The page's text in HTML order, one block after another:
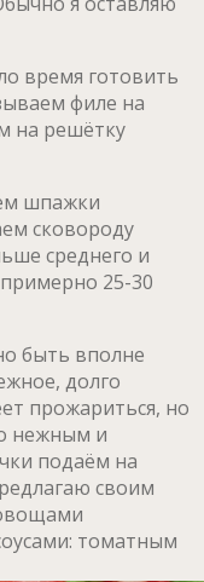
время готовить
филе на
на решётку
шпажки
сковороду
среднего и
25-30
быть вполне
долго
прожариться, но
нежным и
подаём на
своим
томатным